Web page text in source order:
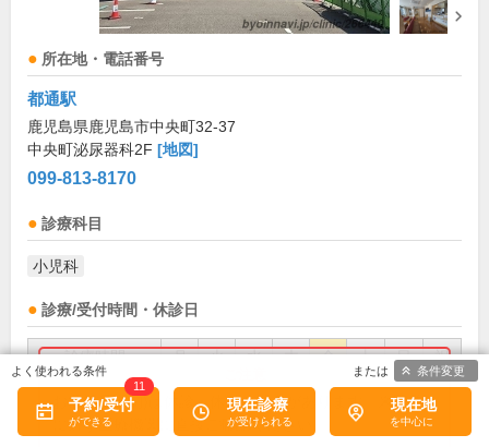
所在地・電話番号
都通駅
鹿児島県鹿児島市中央町32-37
中央町泌尿器科2F [地図]
099-813-8170
診療科目
小児科
診療/受付時間・休診日
診療時間 月 火 水 木 金 土 日 祝
9:00～12:00 ● ●
17:00～18:00 ● ● ●
お盆(8月中旬)は休診・休業の場合があります。来院前
に必ず医療機関に直接ご確認ください。
予約/受付
11
現在診療 現在地
条件変更